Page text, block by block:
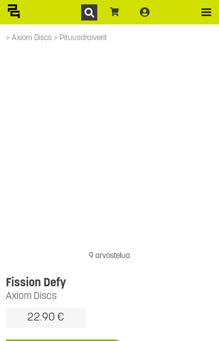
Axiom Discs Pituusdraiverit
9 arvostelua
Axiom Discs
Fission Defy
22.90 €